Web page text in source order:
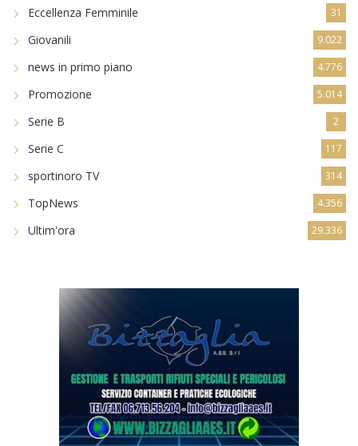
Eccellenza Femminile 31
Giovanili 9.022
news in primo piano 4.776
Promozione 5.014
Serie B 2
Serie C 117
sportinoro TV 314
TopNews 4.356
Ultim'ora 29.336